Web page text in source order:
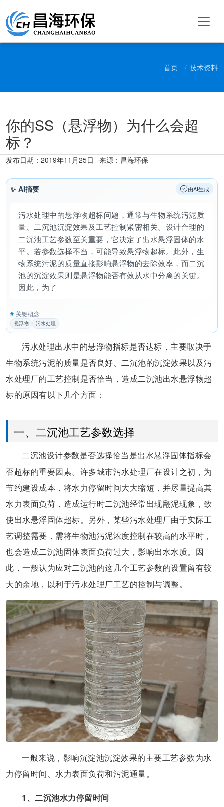
首页 技术资料
你的SS（悬浮物）为什么会超
标？
发布日期： 2019年11月25日 来源：昌海环保
✨ AI摘要 由AI生成
污水处理中的悬浮物超标问题，通常与生物系统污泥质
量、二沉池沉淀效果及工艺控制紧密相关。设计合理的
二沉池工艺参数至关重要，它决定了出水悬浮固体的水
平。若参数选择不当，可能导致悬浮物超标。此外，生
物系统污泥的质量直接影响悬浮物的去除效率，而二沉
池的沉淀效果则是悬浮物能否有效从水中分离的关键。
因此，为了确保污水处理效果，必须
# 关键概念
悬浮物 污水处理
污水处理出水中的悬浮物指标是否达标，主要取决于
生物系统污泥的质量是否良好、二沉池的沉淀效果以及污
水处理厂的工艺控制是否恰当，造成二沉池出水悬浮物超
标的原因有以下几个方面：
一、二沉池工艺参数选择
二沉池设计参数是否选择恰当是出水悬浮固体指标会
否超标的重要因素。许多城市污水处理厂在设计之初，为
节约建设成本，将水力停留时间大大缩短，并尽量提高其
水力表面负荷，造成运行时二沉池经常出现翻泥现象，致
使出水悬浮固体超标。另外，某些污水处理厂由于实际工
艺调整需要，需将生物池污泥浓度控制在较高的水平时，
也会造成二沉池固体表面负荷过大，影响出水水质。因
此，一般认为应对二沉池的这几个工艺参数的设置留有较
大的余地，以利于污水处理厂工艺的控制与调整。
一般来说，影响沉淀池沉淀效果的主要工艺参数为水
力停留时间、水力表面负荷和污泥通量。
1、二沉池水力停留时间